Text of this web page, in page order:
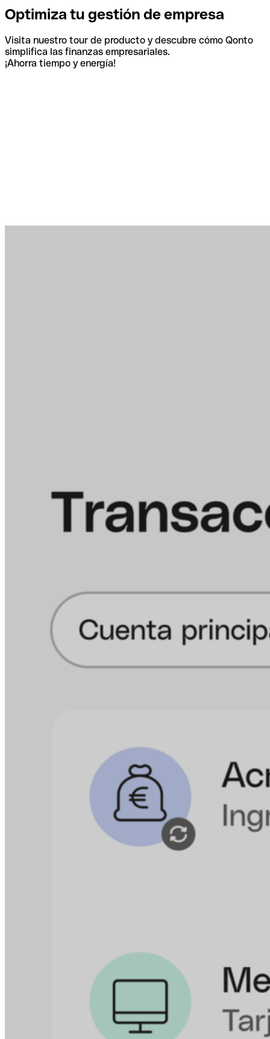
Optimiza tu gestión de empresa
Visita nuestro tour de producto y descubre cómo Qonto
simplifica las finanzas empresariales.
¡Ahorra tiempo y energía!